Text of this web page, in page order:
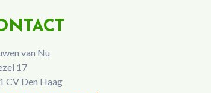
van Nu
17
CV Den Haag